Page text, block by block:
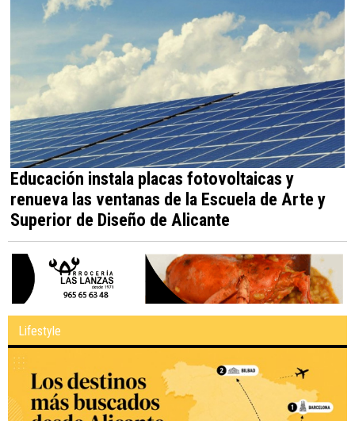
Educación instala placas fotovoltaicas y
renueva las ventanas de la Escuela de Arte y
Superior de Diseño de Alicante
Lifestyle